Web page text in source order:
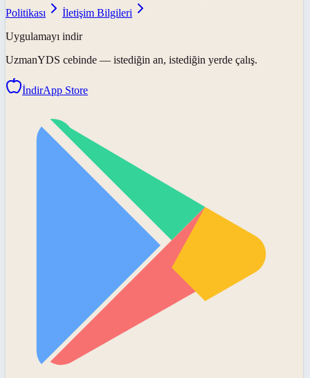
Politikası
İletişim Bilgileri
Uygulamayı indir
UzmanYDS cebinde — istediğin an, istediğin yerde çalış.
İndirApp Store